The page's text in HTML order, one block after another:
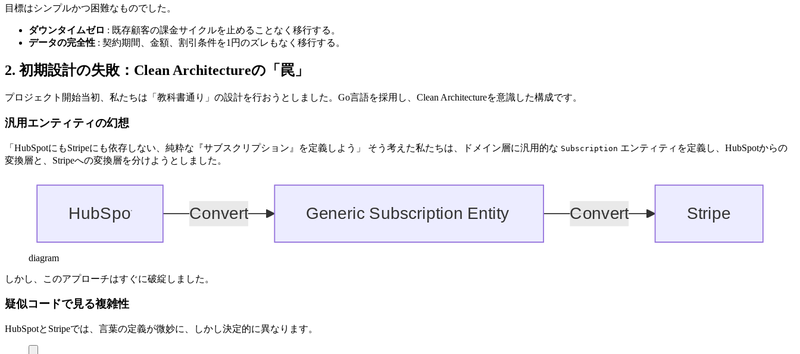
目標はシンプルかつ困難なものでした。
ダウンタイムゼロ : 既存顧客の課金サイクルを止めることなく移行する。
データの完全性 : 契約期間、金額、割引条件を1円のズレもなく移行する。
2. 初期設計の失敗：Clean Architectureの「罠」
プロジェクト開始当初、私たちは「教科書通り」の設計を行おうとしました。Go言語を採用し、Clean Architectureを意識した構成です。
汎用エンティティの幻想
「HubSpotにもStripeにも依存しない、純粋な『サブスクリプション』を定義しよう」 そう考えた私たちは、ドメイン層に汎用的な Subscription エンティティを定義し、HubSpotからの
変換層と、Stripeへの変換層を分けようとしました。
diagram
しかし、このアプローチはすぐに破綻しました。
疑似コードで見る複雑性
HubSpotとStripeでは、言葉の定義が微妙に、しかし決定的に異なります。